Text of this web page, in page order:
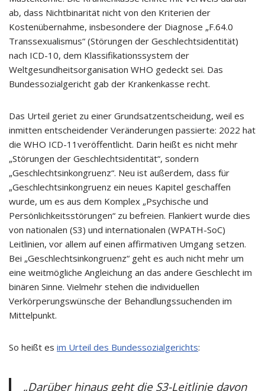
ab, dass Nichtbinarität nicht von den Kriterien der
Kostenübernahme, insbesondere der Diagnose „F.64.0
Transsexualismus“ (Störungen der Geschlechtsidentität)
nach ICD-10, dem Klassifikationssystem der
Weltgesundheitsorganisation WHO gedeckt sei. Das
Bundessozialgericht gab der Krankenkasse recht.
Das Urteil geriet zu einer Grundsatzentscheidung, weil es
inmitten entscheidender Veränderungen passierte: 2022 hat
die WHO ICD-11veröffentlicht. Darin heißt es nicht mehr
„Störungen der Geschlechtsidentität“, sondern
„Geschlechtsinkongruenz“. Neu ist außerdem, dass für
„Geschlechtsinkongruenz ein neues Kapitel geschaffen
wurde, um es aus dem Komplex „Psychische und
Persönlichkeitsstörungen“ zu befreien. Flankiert wurde dies
von nationalen (S3) und internationalen (WPATH-SoC)
Leitlinien, vor allem auf einen affirmativen Umgang setzen.
Bei „Geschlechtsinkongruenz“ geht es auch nicht mehr um
eine weitmögliche Angleichung an das andere Geschlecht im
binären Sinne. Vielmehr stehen die individuellen
Verkörperungswünsche der Behandlungssuchenden im
Mittelpunkt.
So heißt es im Urteil des Bundessozialgerichts:
„Darüber hinaus geht die S3-Leitlinie davon